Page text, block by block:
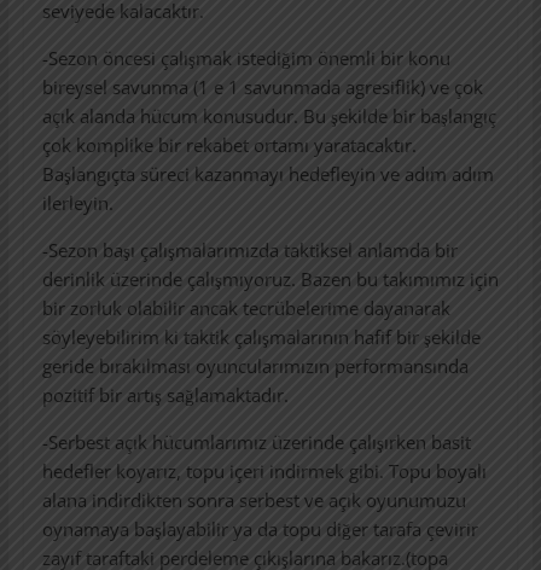
seviyede kalacaktır.
-Sezon öncesi çalışmak istediğim önemli bir konu
bireysel savunma (1 e 1 savunmada agresiflik) ve çok
açık alanda hücum konusudur. Bu şekilde bir başlangıç
çok komplike bir rekabet ortamı yaratacaktır.
Başlangıçta süreci kazanmayı hedefleyin ve adım adım
ilerleyin.
-Sezon başı çalışmalarımızda taktiksel anlamda bir
derinlik üzerinde çalışmıyoruz. Bazen bu takımımız için
bir zorluk olabilir ancak tecrübelerime dayanarak
söyleyebilirim ki taktik çalışmalarının hafif bir şekilde
geride bırakılması oyuncularımızın performansında
pozitif bir artış sağlamaktadır.
-Serbest açık hücumlarımız üzerinde çalışırken basit
hedefler koyarız, topu içeri indirmek gibi. Topu boyalı
alana indirdikten sonra serbest ve açık oyunumuzu
oynamaya başlayabilir ya da topu diğer tarafa çevirir
zayıf taraftaki perdeleme çıkışlarına bakarız.(topa